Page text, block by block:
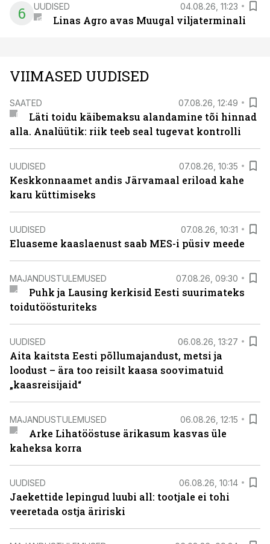
6 UUDISED 04.08.26, 11:23
Linas Agro avas Muugal viljaterminali
VIIMASED UUDISED
SAATED 07.08.26, 12:49
Läti toidu käibemaksu alandamine tõi hinnad
alla. Analüütik: riik teeb seal tugevat kontrolli
UUDISED 07.08.26, 10:35
Keskkonnaamet andis Järvamaal eriload kahe
karu küttimiseks
UUDISED 07.08.26, 10:31
Eluaseme kaaslaenust saab MES-i püsiv meede
MAJANDUSTULEMUSED 07.08.26, 09:30
Puhk ja Lausing kerkisid Eesti suurimateks
toidutöösturiteks
UUDISED 06.08.26, 13:27
Aita kaitsta Eesti põllumajandust, metsi ja
loodust – ära too reisilt kaasa soovimatuid
„kaasreisijaid“
MAJANDUSTULEMUSED 06.08.26, 12:15
Arke Lihatööstuse ärikasum kasvas üle
kaheksa korra
UUDISED 06.08.26, 10:14
Jaekettide lepingud luubi all: tootjale ei tohi
veeretada ostja äririski